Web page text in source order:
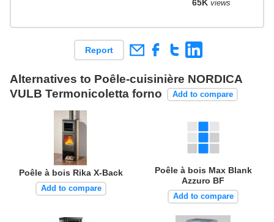
65K views
Report
Alternatives to Poêle-cuisinière NORDICA
VULB Termonicoletta forno
Add to compare
Poêle à bois Rika X-Back
Add to compare
Poêle à bois Max Blank
Azzuro BF
Add to compare